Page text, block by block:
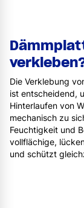
Die Verklebung
ist entscheidend,
Hinterlaufen von
mechanisch zu
Feuchtigkeit und
vollflächige,
und schützt